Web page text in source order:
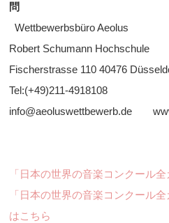
問
Wettbewerbsbüro Aeolus
Robert Schumann Hochschule
Fischerstrasse 110 40476
Tel:(+49)211-4918108
info@aeoluswettbewerb.de
「日本の世界の音楽コンクール
「日本の世界の音楽コンクール
はこちら